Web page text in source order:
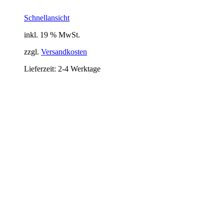
Schnellansicht
inkl. 19 % MwSt.
zzgl. Versandkosten
Lieferzeit: 2-4 Werktage